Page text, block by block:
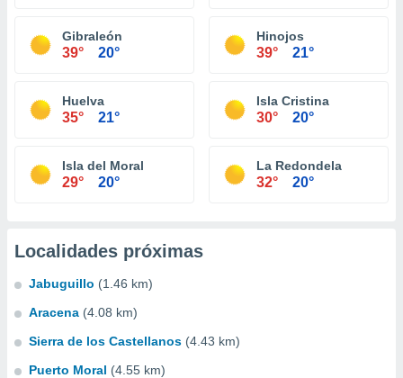
Gibraleón
39° 20°
Hinojos
39° 21°
Huelva
35° 21°
Isla Cristina
30° 20°
Isla del Moral
29° 20°
La Redondela
32° 20°
Localidades próximas
Jabuguillo (1.46 km)
Aracena (4.08 km)
Sierra de los Castellanos (4.43 km)
Puerto Moral (4.55 km)